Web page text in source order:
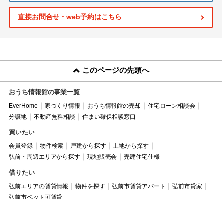
直接お問合せ・web予約はこちら
このページの先頭へ
おうち情報館の事業一覧
EverHome 家づくり情報 おうち情報館の売却
住宅ローン相談会
分譲地
不動産無料相談 住まい確保相談窓口
買いたい
会員登録 物件検索 戸建から探す
土地から探す
弘前・周辺エリアから探す
現地販売会 売建住宅仕様
借りたい
弘前エリアの賃貸情報 物件を探す 弘前市賃貸アパート
弘前市貸家
弘前市ペット可賃貸